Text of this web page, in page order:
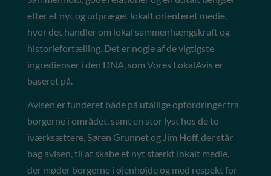
efter et nyt og udpræget lokalt orienteret medie,
hvor det handler om lokal sammenhængskraft og
historiefortælling. Det er nogle af de vigtigste
ingredienser i den DNA, som Vores LokalAvis er
baseret på.
Avisen er funderet både på utallige opfordringer fra
borgerne i området, samt en stor lyst hos de to
iværksættere, Søren Grunnet og Jim Hoff, der står
bag avisen, til at skabe et nyt stærkt lokalt medie,
der møder borgerne i øjenhøjde og med respekt for